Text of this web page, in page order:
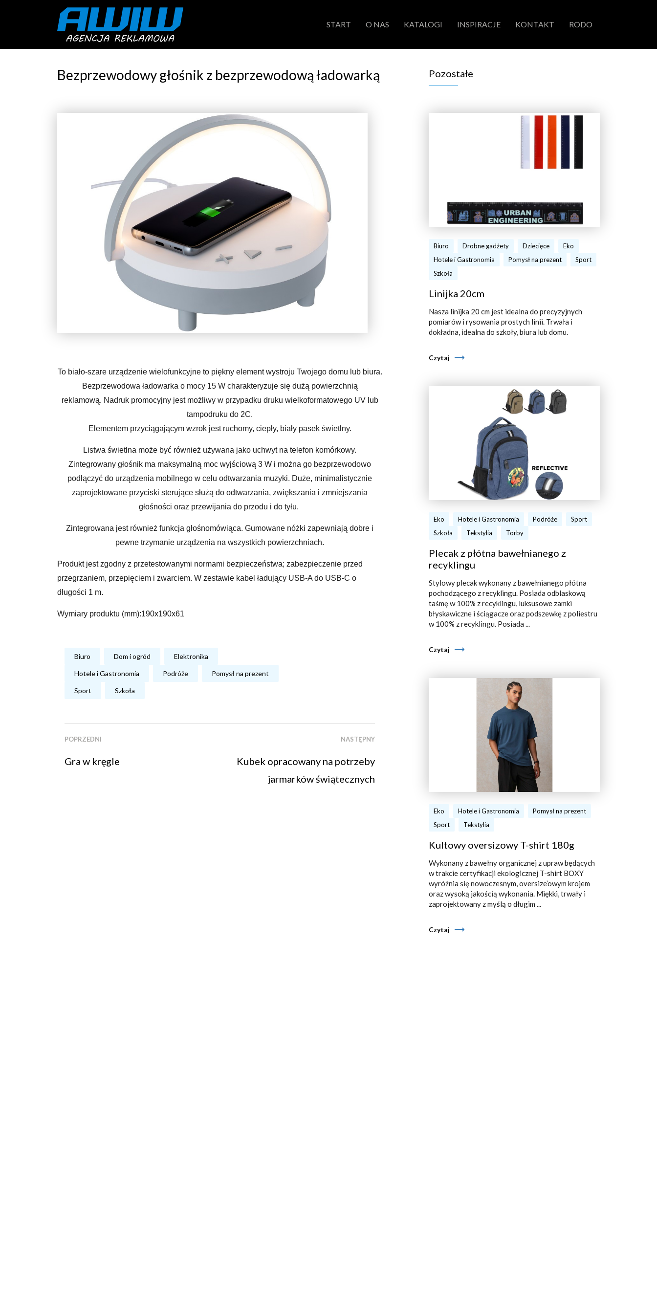
START O NAS KATALOGI INSPIRACJE KONTAKT RODO
Bezprzewodowy głośnik z bezprzewodową ładowarką
To biało-szare urządzenie wielofunkcyjne to piękny element wystroju Twojego domu lub biura.
Bezprzewodowa ładowarka o mocy 15 W charakteryzuje się dużą powierzchnią
reklamową. Nadruk promocyjny jest możliwy w przypadku druku wielkoformatowego UV lub
tampodruku do 2C.
Elementem przyciągającym wzrok jest ruchomy, ciepły, biały pasek świetlny.
Listwa świetlna może być również używana jako uchwyt na telefon komórkowy.
Zintegrowany głośnik ma maksymalną moc wyjściową 3 W i można go bezprzewodowo
podłączyć do urządzenia mobilnego w celu odtwarzania muzyki. Duże, minimalistycznie
zaprojektowane przyciski sterujące służą do odtwarzania, zwiększania i zmniejszania
głośności oraz przewijania do przodu i do tyłu.
Zintegrowana jest również funkcja głośnomówiąca. Gumowane nóżki zapewniają dobre i
pewne trzymanie urządzenia na wszystkich powierzchniach.
Produkt jest zgodny z przetestowanymi normami bezpieczeństwa; zabezpieczenie przed
przegrzaniem, przepięciem i zwarciem. W zestawie kabel ładujący USB-A do USB-C o
długości 1 m.
Wymiary produktu (mm):190x190x61
Biuro Dom i ogród Elektronika
Hotele i Gastronomia Podróże Pomysł na prezent
Sport Szkoła
POPRZEDNI
Gra w kręgle
NASTĘPNY
Kubek opracowany na potrzeby
jarmarków świątecznych
Pozostałe
Biuro Drobne gadżety Dziecięce
Eko
Hotele i Gastronomia
Pomysł na prezent
Sport
Szkoła
Linijka 20cm
Nasza linijka 20 cm jest idealna do precyzyjnych
pomiarów i rysowania prostych linii. Trwała i
dokładna, idealna do szkoły, biura lub domu.
Czytaj
Eko Hotele i Gastronomia Podróże
Sport
Szkoła
Tekstylia Torby
Plecak z płótna bawełnianego z
recyklingu
Stylowy plecak wykonany z bawełnianego płótna
pochodzącego z recyklingu. Posiada odblaskową
taśmę w 100% z recyklingu, luksusowe zamki
błyskawiczne i ściągacze oraz podszewkę z poliestru
w 100% z recyklingu. Posiada ...
Czytaj
Eko Hotele i Gastronomia
Pomysł na prezent
Sport
Tekstylia
Kultowy oversizowy T-shirt 180g
Wykonany z bawełny organicznej z upraw będących
w trakcie certyfikacji ekologicznej T-shirt BOXY
wyróżnia się nowoczesnym, oversize’owym krojem
oraz wysoką jakością wykonania. Miękki, trwały i
zaprojektowany z myślą o długim ...
Czytaj